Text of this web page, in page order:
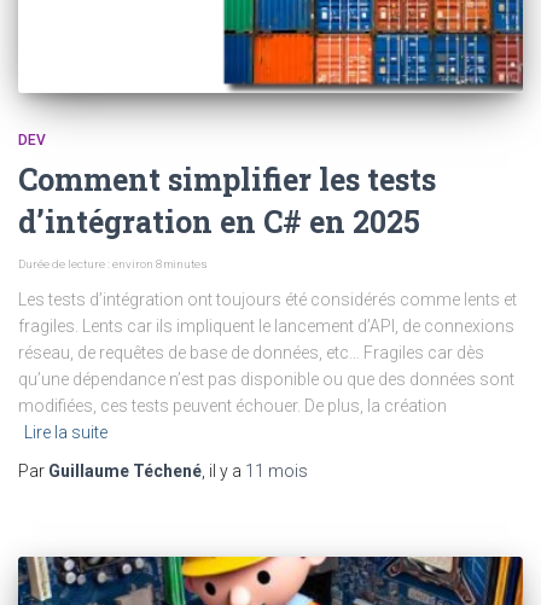
DEV
Comment simplifier les tests
d’intégration en C# en 2025
Durée de lecture : environ 8minutes
Les tests d’intégration ont toujours été considérés comme lents et
fragiles. Lents car ils impliquent le lancement d’API, de connexions
réseau, de requêtes de base de données, etc… Fragiles car dès
qu’une dépendance n’est pas disponible ou que des données sont
modifiées, ces tests peuvent échouer. De plus, la création
Lire la suite
Par Guillaume Téchené, il y a 11 mois